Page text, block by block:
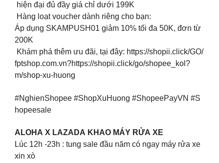
hiện đại đủ đầy giá chỉ dưới 199K
Hàng loạt voucher dành riêng cho bạn:
Áp dụng SKAMPUSH01 giảm 10% tối đa 50K, đơn từ
200K
Khám phá thêm ưu đãi, tại đây: https://shopii.click/GO/
fptshop.com.vn?https://shopii.click/go/shopee_kol?
m/shop-xu-huong
#NghienShopee #ShopXuHuong #ShopeePayVN #S
hopeesale
ALOHA X LAZADA KHAO MÁY RỬA XE
Lúc 12h -23h : tung sale đầu năm có ngay máy rửa xe
xin xò